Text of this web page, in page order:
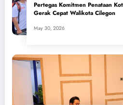
Pertegas Komitmen Penataan
Gerak Cepat Walikota Cilegon
May 30, 2026